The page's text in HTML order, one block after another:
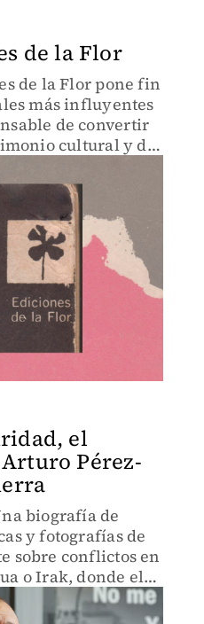
de la Flor
de la Flor pone fin
más influyentes
de convertir
cultural y de
el
Pérez-
biografía de
y fotografías de
sobre conflictos en
o Irak, donde el
el horror y una
la violencia.